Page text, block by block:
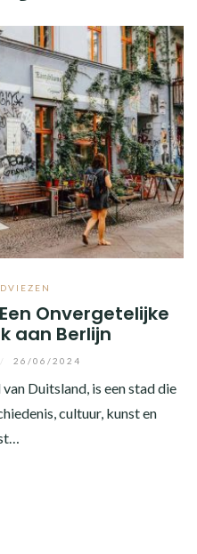
Onvergetelijke
aan Berlijn
26/06/2024
Duitsland, is een stad die
cultuur, kunst en